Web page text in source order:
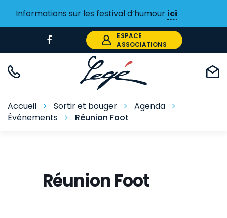
Informations sur les festival d’humour ici
vers
Facebook
ESPACE
ASSOCIATIONS
Accueil Sortir et bouger
Agenda
Événements
Réunion Foot
Réunion Foot